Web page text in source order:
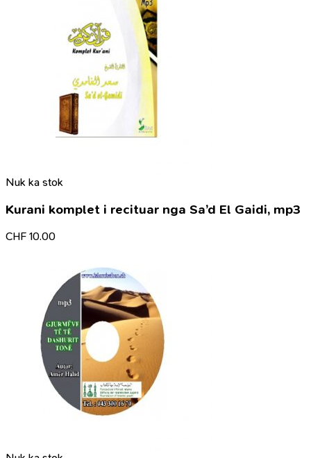
Nuk ka stok
Kurani komplet i recituar nga Sa’d El Gaidi, mp3
CHF 10.00